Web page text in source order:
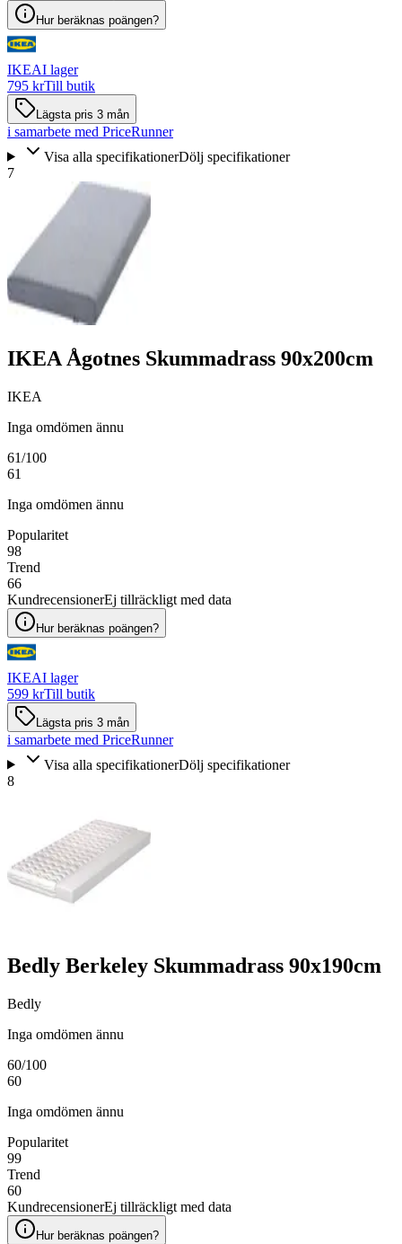
Hur beräknas poängen?
IKEAI lager
795 krTill butik
Lägsta pris 3 mån
i samarbete med PriceRunner
Visa alla specifikationerDölj specifikationer
7
IKEA Ågotnes Skummadrass 90x200cm
IKEA
Inga omdömen ännu
61/100
61
Inga omdömen ännu
Popularitet
98
Trend
66
KundrecensionerEj tillräckligt med data
Hur beräknas poängen?
IKEAI lager
599 krTill butik
Lägsta pris 3 mån
i samarbete med PriceRunner
Visa alla specifikationerDölj specifikationer
8
Bedly Berkeley Skummadrass 90x190cm
Bedly
Inga omdömen ännu
60/100
60
Inga omdömen ännu
Popularitet
99
Trend
60
KundrecensionerEj tillräckligt med data
Hur beräknas poängen?